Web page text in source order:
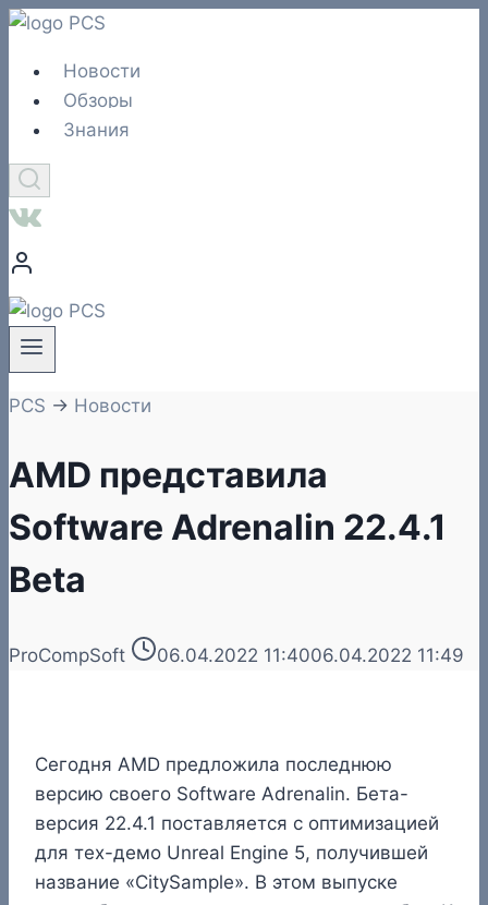
Перейти
содержимому
Новости
Обзоры
Знания
PCS → Новости
AMD представила
Software Adrenalin 22.4.1
Beta
ProCompSoft 06.04.2022 11:4006.04.2022 11:49
Сегодня AMD предложила последнюю
версию своего Software Adrenalin. Бета-
версия 22.4.1 поставляется с оптимизацией
для тех-демо Unreal Engine 5, получившей
название «CitySample». В этом выпуске